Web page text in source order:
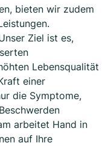
bieten wir zudem
Ziel ist es,
Lebensqualität
einer
die Symptome,
arbeitet Hand in
auf Ihre